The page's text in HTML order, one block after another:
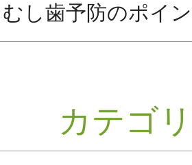
し歯予防のポイ
カテゴ